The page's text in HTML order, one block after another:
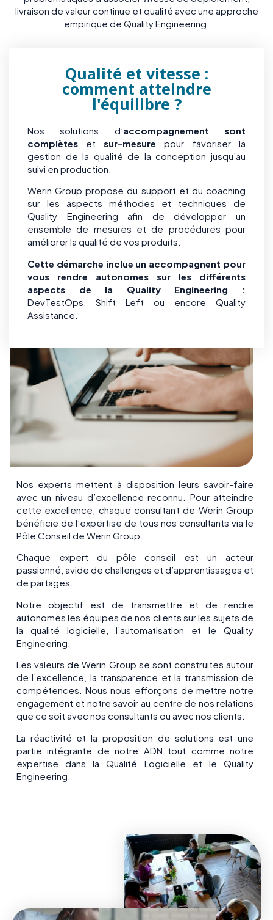
livraison de valeur continue et qualité avec une approche
empirique de Quality Engineering.
Qualité et vitesse :
comment atteindre
l'équilibre ?
Nos solutions d’accompagnement sont
complètes et sur-mesure pour favoriser la
gestion de la qualité de la conception jusqu’au
suivi en production.
Werin Group propose du support et du coaching
sur les aspects méthodes et techniques de
Quality Engineering afin de développer un
ensemble de mesures et de procédures pour
améliorer la qualité de vos produits.
Cette démarche inclue un accompagnent pour
vous rendre autonomes sur les différents
aspects de la Quality Engineering :
DevTestOps, Shift Left ou encore Quality
Assistance.
Nos valeurs à votre service
Nos experts mettent à disposition leurs savoir-faire
avec un niveau d’excellence reconnu. Pour atteindre
cette excellence, chaque consultant de Werin Group
bénéficie de l’expertise de tous nos consultants via le
Pôle Conseil de Werin Group.
Chaque expert du pôle conseil est un acteur
passionné, avide de challenges et d’apprentissages et
de partages.
Notre objectif est de transmettre et de rendre
autonomes les équipes de nos clients sur les sujets de
la qualité logicielle, l’automatisation et le Quality
Engineering.
Les valeurs de Werin Group se sont construites autour
de l’excellence, la transparence et la transmission de
compétences. Nous nous efforçons de mettre notre
engagement et notre savoir au centre de nos relations
que ce soit avec nos consultants ou avec nos clients.
La réactivité et la proposition de solutions est une
partie intégrante de notre ADN tout comme notre
expertise dans la Qualité Logicielle et le Quality
Engineering.